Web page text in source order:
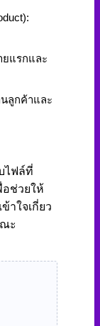
ยแรกและ
นลูกค้าและ
ไฟล์ที่
อช่วยให้
าใจเกี่ยว
ะ